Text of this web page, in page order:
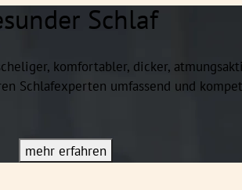
Schlaf
komfortabler, dicker,
Schlafexperten umfassend und
mehr erfahren